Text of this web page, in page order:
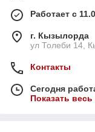
Работает с
г. Кызылорда
ул Толеби 14,
Контакты
Сегодня
Показать